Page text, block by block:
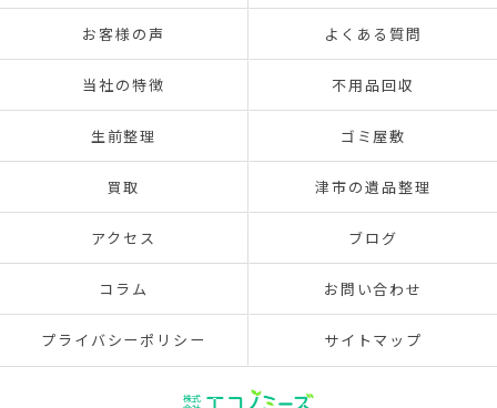
お客様の声 よくある質問
当社の特徴 不用品回収
生前整理 ゴミ屋敷
買取 津市の遺品整理
アクセス ブログ
コラム お問い合わせ
プライバシーポリシー サイトマップ